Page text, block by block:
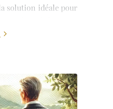
solution idéale pour